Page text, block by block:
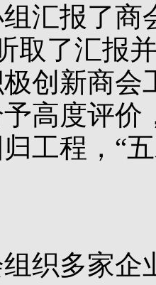
汇报了商
取了汇报
创新商会
高度评价
工程，“
织多家企